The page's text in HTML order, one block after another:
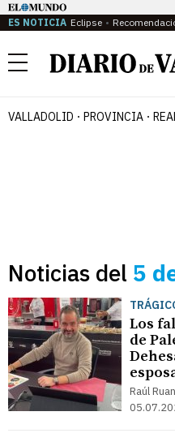
ES NOTICIA Eclipse
Menú
VALLADOLID PROVINCIA
Noticias del 5
Los
de
Raúl